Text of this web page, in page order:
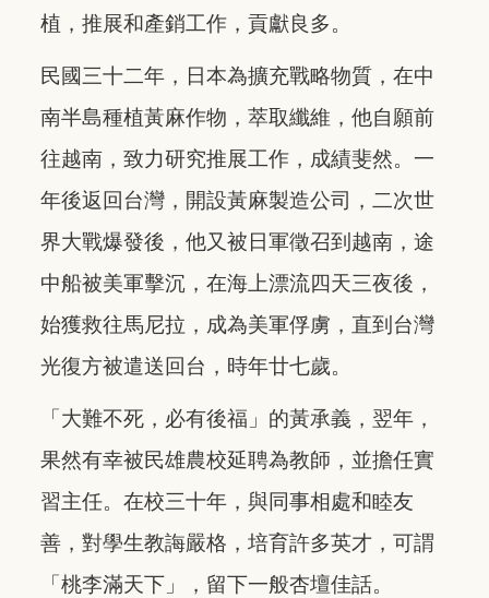
植，推展和產銷工作，貢獻良多。
民國三十二年，日本為擴充戰略物質，在中
南半島種植黃麻作物，萃取纖維，他自願前
往越南，致力研究推展工作，成績斐然。一
年後返回台灣，開設黃麻製造公司，二次世
界大戰爆發後，他又被日軍徵召到越南，途
中船被美軍擊沉，在海上漂流四天三夜後，
始獲救往馬尼拉，成為美軍俘虜，直到台灣
光復方被遣送回台，時年廿七歲。
「大難不死，必有後福」的黃承義，翌年，
果然有幸被民雄農校延聘為教師，並擔任實
習主任。在校三十年，與同事相處和睦友
善，對學生教誨嚴格，培育許多英才，可謂
「桃李滿天下」，留下一般杏壇佳話。